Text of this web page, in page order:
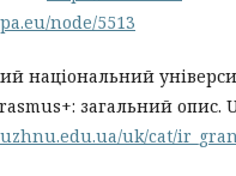
node/5513
національний
загальний опис.
uk/cat/